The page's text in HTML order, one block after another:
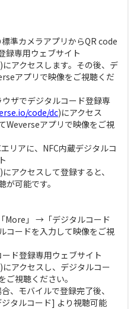
準カメラアプリからQR code
録専用ウェブサイト
)にアクセスします。その後、デ
アプリで映像をご視聴くだ
ザでデジタルコード登録専
code/dc)にアクセス
Weverseアプリで映像をご視
リアに、NFC内蔵デジタルコ
)にアクセスして登録すると、
可能です。
More」 →「デジタルコード
コードを入力して映像をご視
ド登録専用ウェブサイト
)にアクセスし、デジタルコー
ご視聴ください。
、モバイルで登録完了後、
タルコード] より視聴可能